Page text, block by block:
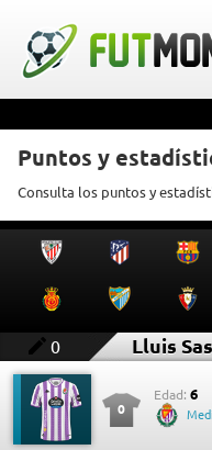
Puntos y
Consulta los puntos y
0 Lluis
0
Edad: 6